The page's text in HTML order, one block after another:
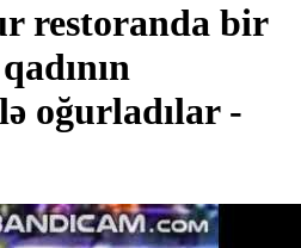
restoranda bir
oğurladılar -